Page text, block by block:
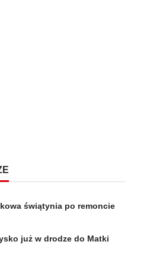
świątynia po remoncie
już w drodze do Matki